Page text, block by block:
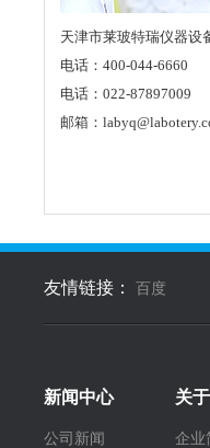
天津市莱玻特瑞仪器设
电话：400-044-6660
电话：022-87897009
邮箱：
友情链接： 百度
新闻中心
公司新闻
关
企业